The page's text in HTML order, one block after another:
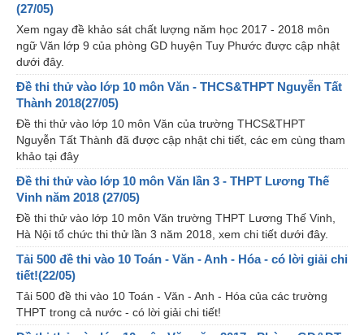
(27/05)
Xem ngay đề khảo sát chất lượng năm học 2017 - 2018 môn
ngữ Văn lớp 9 của phòng GD huyện Tuy Phước được cập nhật
dưới đây.
Đề thi thử vào lớp 10 môn Văn - THCS&THPT Nguyễn Tất
Thành 2018(27/05)
Đề thi thử vào lớp 10 môn Văn của trường THCS&THPT
Nguyễn Tất Thành đã được cập nhật chi tiết, các em cùng tham
khảo tại đây
Đề thi thử vào lớp 10 môn Văn lần 3 - THPT Lương Thế
Vinh năm 2018 (27/05)
Đề thi thử vào lớp 10 môn Văn trường THPT Lương Thế Vinh,
Hà Nội tổ chức thi thử lần 3 năm 2018, xem chi tiết dưới đây.
Tải 500 đề thi vào 10 Toán - Văn - Anh - Hóa - có lời giải chi
tiết!(22/05)
Tải 500 đề thi vào 10 Toán - Văn - Anh - Hóa của các trường
THPT trong cả nước - có lời giải chi tiết!